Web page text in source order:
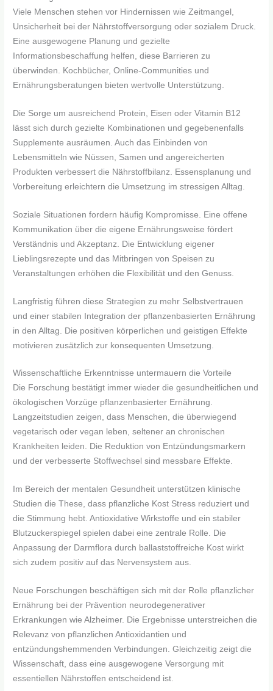
Viele Menschen stehen vor Hindernissen wie Zeitmangel,
Unsicherheit bei der Nährstoffversorgung oder sozialem Druck.
Eine ausgewogene Planung und gezielte
Informationsbeschaffung helfen, diese Barrieren zu
überwinden. Kochbücher, Online-Communities und
Ernährungsberatungen bieten wertvolle Unterstützung.
Die Sorge um ausreichend Protein, Eisen oder Vitamin B12
lässt sich durch gezielte Kombinationen und gegebenenfalls
Supplemente ausräumen. Auch das Einbinden von
Lebensmitteln wie Nüssen, Samen und angereicherten
Produkten verbessert die Nährstoffbilanz. Essensplanung und
Vorbereitung erleichtern die Umsetzung im stressigen Alltag.
Soziale Situationen fordern häufig Kompromisse. Eine offene
Kommunikation über die eigene Ernährungsweise fördert
Verständnis und Akzeptanz. Die Entwicklung eigener
Lieblingsrezepte und das Mitbringen von Speisen zu
Veranstaltungen erhöhen die Flexibilität und den Genuss.
Langfristig führen diese Strategien zu mehr Selbstvertrauen
und einer stabilen Integration der pflanzenbasierten Ernährung
in den Alltag. Die positiven körperlichen und geistigen Effekte
motivieren zusätzlich zur konsequenten Umsetzung.
Wissenschaftliche Erkenntnisse untermauern die Vorteile
Die Forschung bestätigt immer wieder die gesundheitlichen und
ökologischen Vorzüge pflanzenbasierter Ernährung.
Langzeitstudien zeigen, dass Menschen, die überwiegend
vegetarisch oder vegan leben, seltener an chronischen
Krankheiten leiden. Die Reduktion von Entzündungsmarkern
und der verbesserte Stoffwechsel sind messbare Effekte.
Im Bereich der mentalen Gesundheit unterstützen klinische
Studien die These, dass pflanzliche Kost Stress reduziert und
die Stimmung hebt. Antioxidative Wirkstoffe und ein stabiler
Blutzuckerspiegel spielen dabei eine zentrale Rolle. Die
Anpassung der Darmflora durch ballaststoffreiche Kost wirkt
sich zudem positiv auf das Nervensystem aus.
Neue Forschungen beschäftigen sich mit der Rolle pflanzlicher
Ernährung bei der Prävention neurodegenerativer
Erkrankungen wie Alzheimer. Die Ergebnisse unterstreichen die
Relevanz von pflanzlichen Antioxidantien und
entzündungshemmenden Verbindungen. Gleichzeitig zeigt die
Wissenschaft, dass eine ausgewogene Versorgung mit
essentiellen Nährstoffen entscheidend ist.